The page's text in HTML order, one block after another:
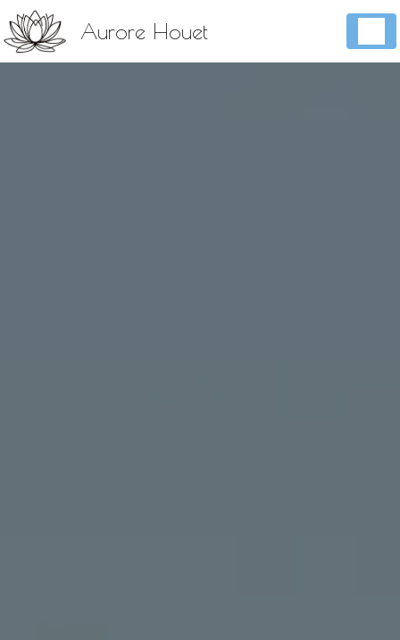
Aurore Houet
Panneau de gestion des cookies